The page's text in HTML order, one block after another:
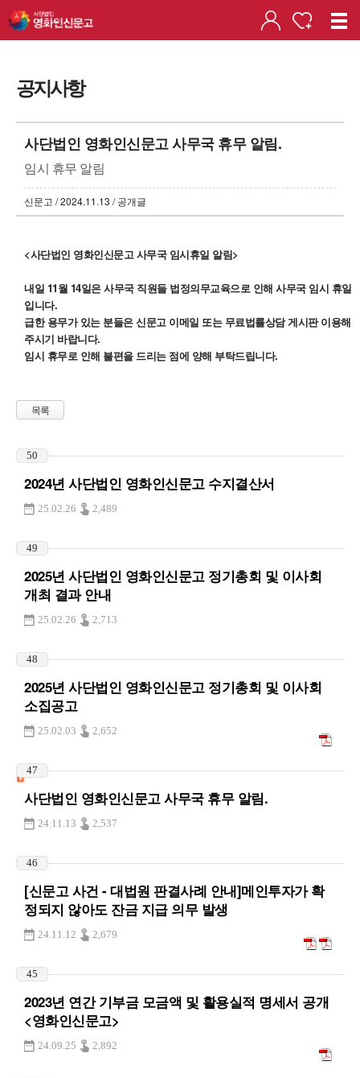
공지사항
사단법인 영화인신문고 사무국 휴무 알림.
임시 휴무 알림
신문고 / 2024.11.13 / 공개글
<사단법인 영화인신문고 사무국 임시휴일 알림>
내일 11월 14일은 사무국 직원들 법정의무교육으로 인해 사무국 임시 휴일
입니다.
급한 용무가 있는 분들은 신문고 이메일 또는 무료법률상담 게시판 이용해
주시기 바랍니다.
임시 휴무로 인해 불편을 드리는 점에 양해 부탁드립니다.
목록
50
2024년 사단법인 영화인신문고 수지결산서
25.02.26 2,489
49
2025년 사단법인 영화인신문고 정기총회 및 이사회
개최 결과 안내
25.02.26 2,713
48
2025년 사단법인 영화인신문고 정기총회 및 이사회
소집공고
25.02.03 2,652
47
사단법인 영화인신문고 사무국 휴무 알림.
24.11.13 2,537
46
[신문고 사건 - 대법원 판결사례 안내]메인투자가 확
정되지 않아도 잔금 지급 의무 발생
24.11.12 2,679
45
2023년 연간 기부금 모금액 및 활용실적 명세서 공개
<영화인신문고>
24.09.25 2,892